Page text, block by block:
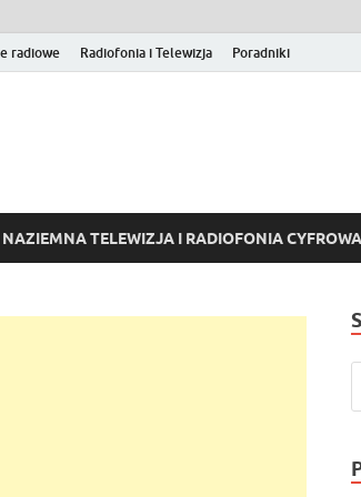
radiowe Radiofonia i Telewizja Poradniki
online, VOD
NAZIEMNA TELEWIZJA I RADIOFONIA CYFROWA